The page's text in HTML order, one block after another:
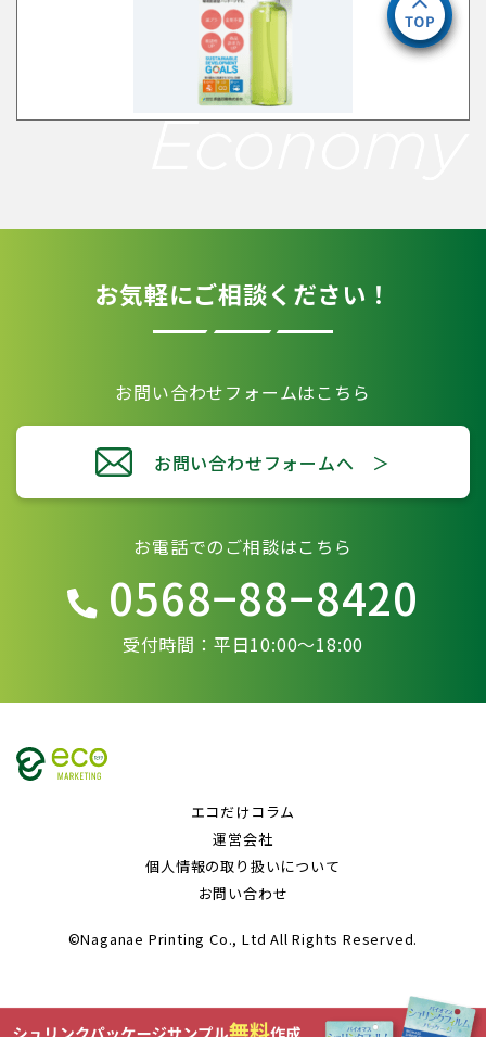
お気軽にご相談ください！
お問い合わせフォームはこちら
お問い合わせフォームへ ＞
お電話でのご相談はこちら
0568−88−8420
受付時間：平日10:00〜18:00
エコだけコラム
運営会社
個人情報の取り扱いについて
お問い合わせ
©Naganae Printing Co., Ltd All Rights Reserved.